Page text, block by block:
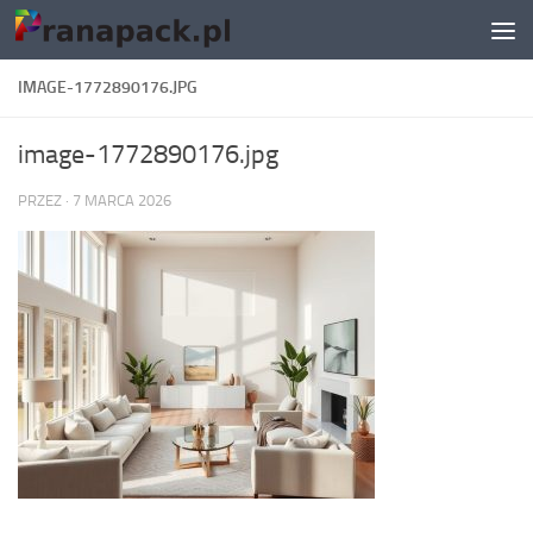
Skip to content
IMAGE-1772890176.JPG
image-1772890176.jpg
PRZEZ · 7 MARCA 2026